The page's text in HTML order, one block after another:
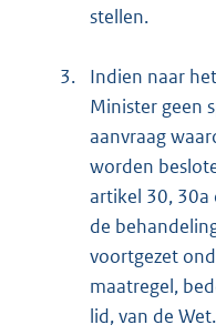
stellen.
3.
Indien naar
Minister geen
aanvraag
worden
artikel 30, 30a
de
voortgezet
maatregel,
lid, van de Wet.